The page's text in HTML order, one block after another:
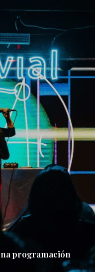
programación